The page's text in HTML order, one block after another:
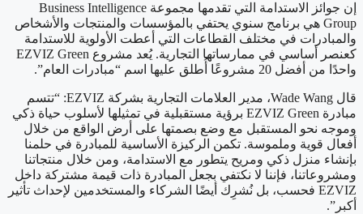
إن جوائز الاستدامة التي تقدمها مجموعة Business Intelligence
Group هي برنامج سنوي يحتفي بالمؤسسات والمنتجات والأشخاص
والمبادرات في مختلف القطاعات التي أعطت الأولوية للاستدامة
كعنصر أساسي في ممارساتها التجارية. يُعد مشروع EZVIZ Green
واحدًا من أفضل 20 مشروعًا أُطلق عليها اسم “مبادرات العام”.
قال Wade Wang، مدير العلامات التجارية بشركة EZVIZ: “تتسم
مبادرة EZVIZ Green برؤية مستقبلية في تمثيلها لأسلوب حياة ذكي
وموجه نحو المستقبل مع وضع بصمتها على أرض الواقع من خلال
أفعال قوية وملموسة. تكمن الركيزة الأساسية للمبادرة في حلمنا
بإنشاء منزل ذكي ومريح يتطور مع الاستدامة، ومن خلال منتجاتنا
ومشروعاتنا، فإننا لا نكتفي بجعل المبادرة ذات قيمة مشتركة داخل
EZVIZ فحسب، بل نُشرِك أيضًا الشركاء والمستخدمين لإحداث تأثير
أكبر”.